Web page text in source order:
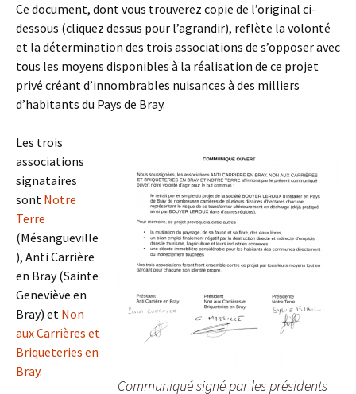
Ce document, dont vous trouverez copie de l’original ci-
dessous (cliquez dessus pour l’agrandir), reflète la volonté
et la détermination des trois associations de s’opposer avec
tous les moyens disponibles à la réalisation de ce projet
privé créant d’innombrables nuisances à des milliers
d’habitants du Pays de Bray.
Communiqué signé par les présidents
Les trois
associations
signataires
sont Notre
Terre
(Mésangueville
), Anti Carrière
en Bray (Sainte
Geneviève en
Bray) et Non
aux Carrières et
Briqueteries en
Bray.